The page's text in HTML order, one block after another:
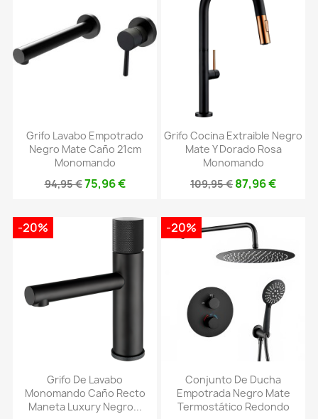
Grifo Lavabo Empotrado
Negro Mate Caño 21cm
Monomando
94,95 €75,96 €
Grifo Cocina Extraible Negro
Mate Y Dorado Rosa
Monomando
109,95 € 87,96 €
Grifo De Lavabo
Monomando Caño Recto
Maneta Luxury Negro...
-20%
Conjunto De Ducha
Empotrada Negro Mate
Termostático Redondo
-20%